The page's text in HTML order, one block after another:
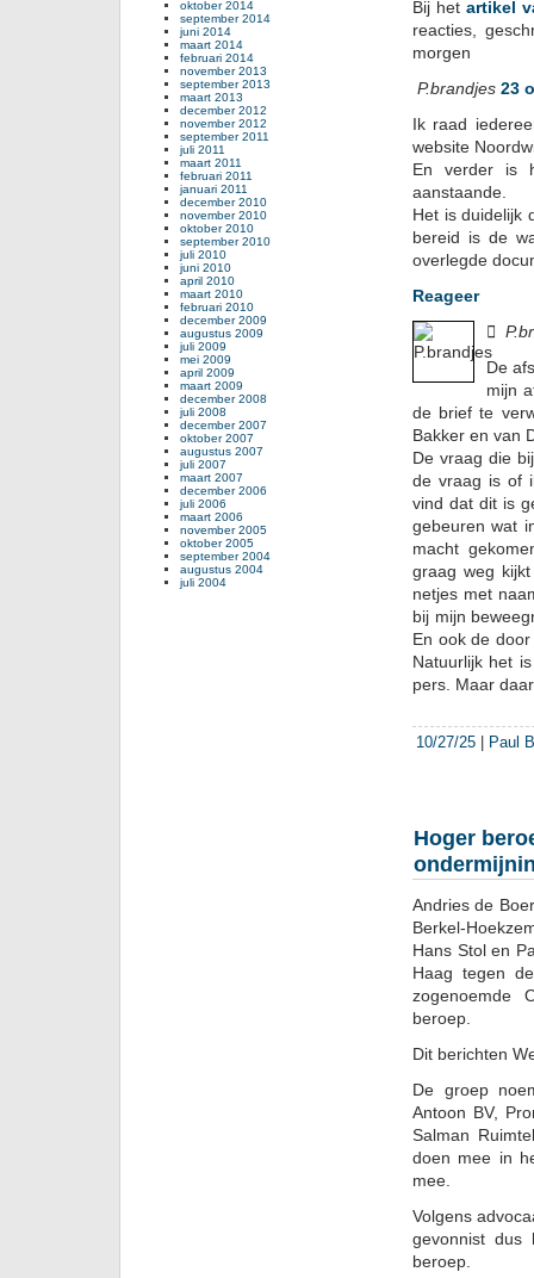
Bij hetartikel
reacties,
morgen
P.brandjes 23
Ik raad
website
En verder is
aanstaande.
Het is duidelijk
bereid is de
overlegde
Reageer

De
mijn
de brief te
Bakker en van
De vraag die
de vraag is of
vind dat dit is
gebeuren wat
macht
graag weg
netjes met
bij mijn
En ook de
Natuurlijk het
pers. Maar
10/27/25 Paul
Hoger
Andries de
Berkel-
Hans Stol en
Haag tegen
zogenoemde
beroep.
Dit berichten
De groep
Antoon BV,
Salman
doen mee in
mee.
Volgens
gevonnist dus
beroep.
oktober 2014
september 2014
juni 2014
maart 2014
februari 2014
november 2013
september 2013
maart 2013
december 2012
november 2012
september 2011
juli 2011
maart 2011
februari 2011
januari 2011
december 2010
november 2010
oktober 2010
september 2010
juli 2010
juni 2010
april 2010
maart 2010
februari 2010
december 2009
augustus 2009
juli 2009
mei 2009
april 2009
maart 2009
december 2008
juli 2008
december 2007
oktober 2007
augustus 2007
juli 2007
maart 2007
december 2006
juli 2006
maart 2006
november 2005
oktober 2005
september 2004
augustus 2004
juli 2004